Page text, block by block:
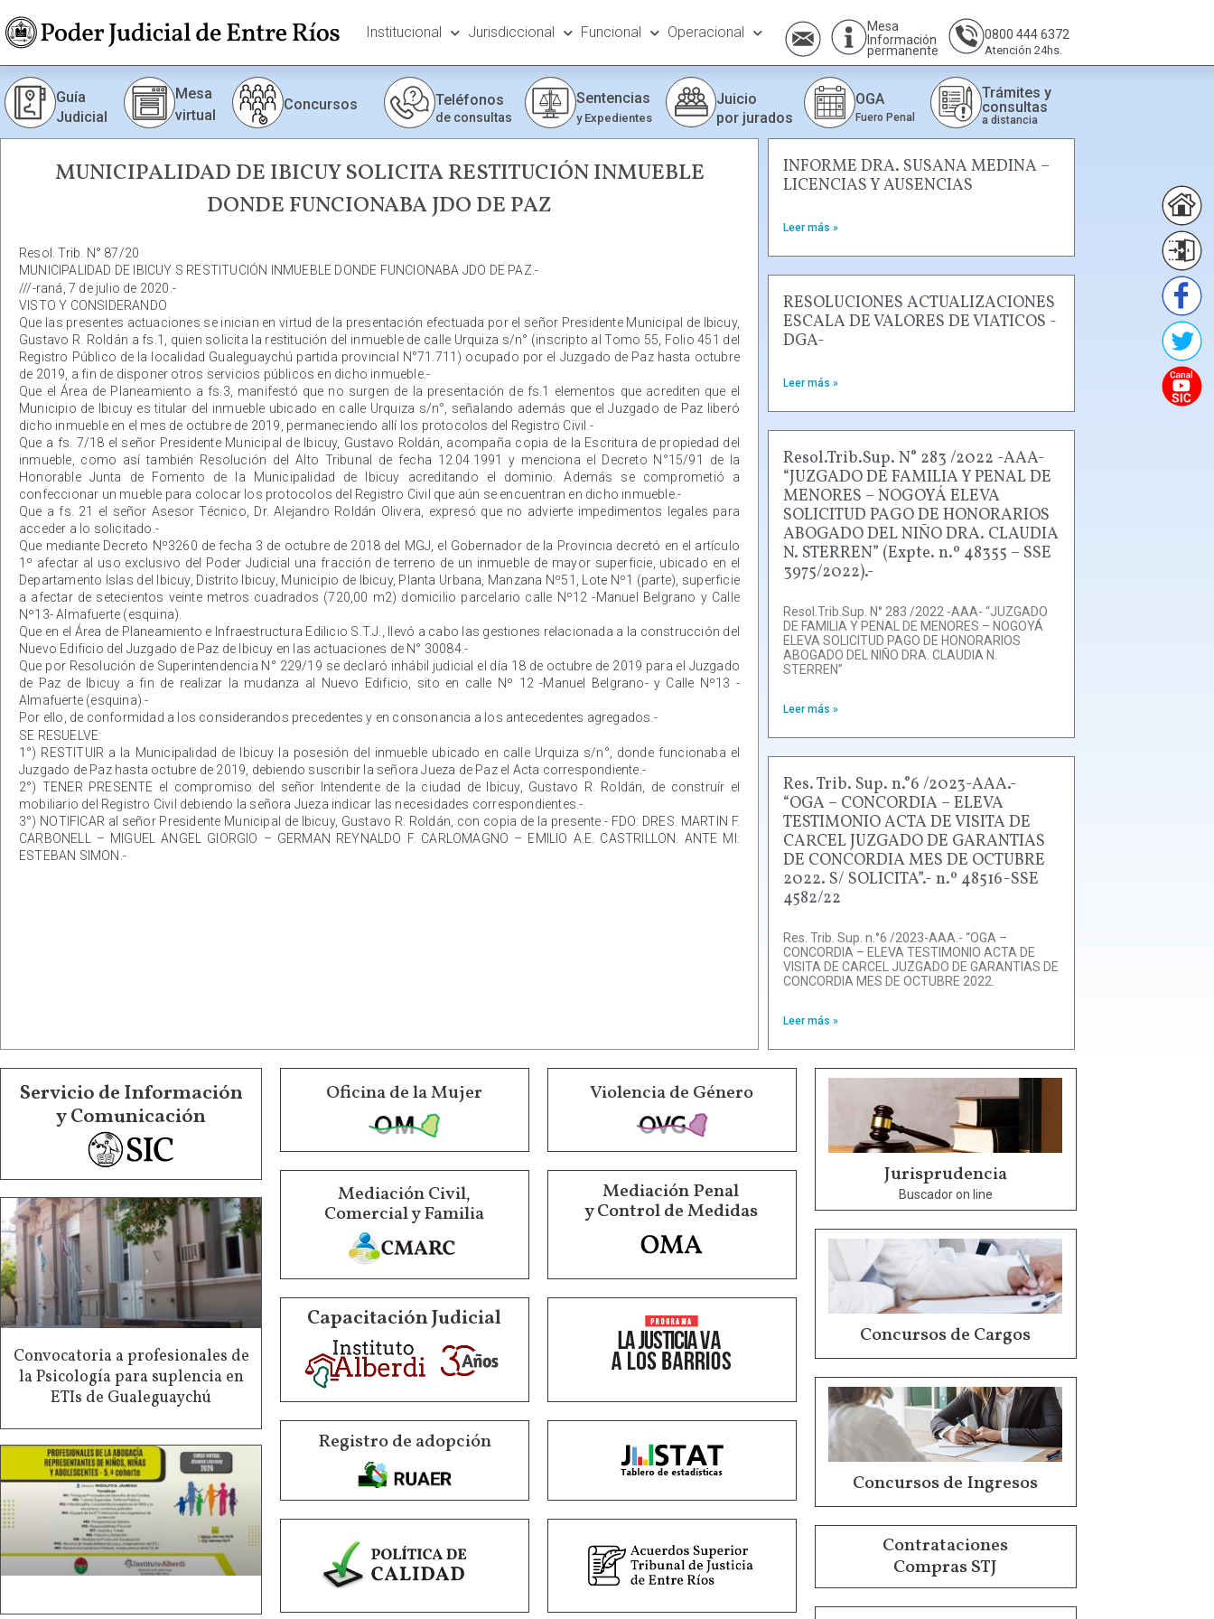
Institucional Jurisdiccional Funcional Operacional
Mesa
Información
permanente
0800 444 6372
Atención 24hs.
Guía
Judicial
Mesa
virtual
Concursos Teléfonos
de consultas
Sentencias
y Expedientes
Juicio
por jurados
OGA
Fuero Penal
Trámites y
consultas
a distancia
MUNICIPALIDAD DE IBICUY SOLICITA RESTITUCIÓN INMUEBLE
DONDE FUNCIONABA JDO DE PAZ
Resol. Trib. N° 87/20
MUNICIPALIDAD DE IBICUY S RESTITUCIÓN INMUEBLE DONDE FUNCIONABA JDO DE PAZ.-
///-raná, 7 de julio de 2020.-
VISTO Y CONSIDERANDO
Que las presentes actuaciones se inician en virtud de la presentación efectuada por el señor Presidente Municipal de Ibicuy,
Gustavo R. Roldán a fs.1, quien solicita la restitución del inmueble de calle Urquiza s/n° (inscripto al Tomo 55, Folio 451 del
Registro Público de la localidad Gualeguaychú partida provincial N°71.711) ocupado por el Juzgado de Paz hasta octubre
de 2019, a fin de disponer otros servicios públicos en dicho inmueble.-
Que el Área de Planeamiento a fs.3, manifestó que no surgen de la presentación de fs.1 elementos que acrediten que el
Municipio de Ibicuy es titular del inmueble ubicado en calle Urquiza s/n°, señalando además que el Juzgado de Paz liberó
dicho inmueble en el mes de octubre de 2019, permaneciendo allí los protocolos del Registro Civil.-
Que a fs. 7/18 el señor Presidente Municipal de Ibicuy, Gustavo Roldán, acompaña copia de la Escritura de propiedad del
inmueble, como así también Resolución del Alto Tribunal de fecha 12.04.1991 y menciona el Decreto N°15/91 de la
Honorable Junta de Fomento de la Municipalidad de Ibicuy acreditando el dominio. Además se comprometió a
confeccionar un mueble para colocar los protocolos del Registro Civil que aún se encuentran en dicho inmueble.-
Que a fs. 21 el señor Asesor Técnico, Dr. Alejandro Roldán Olivera, expresó que no advierte impedimentos legales para
acceder a lo solicitado.-
Que mediante Decreto Nº3260 de fecha 3 de octubre de 2018 del MGJ, el Gobernador de la Provincia decretó en el artículo
1º afectar al uso exclusivo del Poder Judicial una fracción de terreno de un inmueble de mayor superficie, ubicado en el
Departamento Islas del Ibicuy, Distrito Ibicuy, Municipio de Ibicuy, Planta Urbana, Manzana Nº51, Lote Nº1 (parte), superficie
a afectar de setecientos veinte metros cuadrados (720,00 m2) domicilio parcelario calle Nº12 -Manuel Belgrano y Calle
Nº13- Almafuerte (esquina).
Que en el Área de Planeamiento e Infraestructura Edilicio S.T.J., llevó a cabo las gestiones relacionada a la construcción del
Nuevo Edificio del Juzgado de Paz de Ibicuy en las actuaciones de N° 30084.-
Que por Resolución de Superintendencia N° 229/19 se declaró inhábil judicial el día 18 de octubre de 2019 para el Juzgado
de Paz de Ibicuy a fin de realizar la mudanza al Nuevo Edificio, sito en calle Nº 12 -Manuel Belgrano- y Calle Nº13 -
Almafuerte (esquina).-
Por ello, de conformidad a los considerandos precedentes y en consonancia a los antecedentes agregados.-
SE RESUELVE:
1°) RESTITUIR a la Municipalidad de Ibicuy la posesión del inmueble ubicado en calle Urquiza s/n°, donde funcionaba el
Juzgado de Paz hasta octubre de 2019, debiendo suscribir la señora Jueza de Paz el Acta correspondiente.-
2°) TENER PRESENTE el compromiso del señor Intendente de la ciudad de Ibicuy, Gustavo R. Roldán, de construír el
mobiliario del Registro Civil debiendo la señora Jueza indicar las necesidades correspondientes.-
3°) NOTIFICAR al señor Presidente Municipal de Ibicuy, Gustavo R. Roldán, con copia de la presente.- FDO: DRES. MARTIN F.
CARBONELL – MIGUEL ANGEL GIORGIO – GERMAN REYNALDO F. CARLOMAGNO – EMILIO A.E. CASTRILLON. ANTE MI:
ESTEBAN SIMON.-
INFORME DRA. SUSANA MEDINA –
LICENCIAS Y AUSENCIAS
Leer más »
RESOLUCIONES ACTUALIZACIONES
ESCALA DE VALORES DE VIATICOS -
DGA-
Leer más »
Resol.Trib.Sup. N° 283 /2022 -AAA-
“JUZGADO DE FAMILIA Y PENAL DE
MENORES – NOGOYÁ ELEVA
SOLICITUD PAGO DE HONORARIOS
ABOGADO DEL NIÑO DRA. CLAUDIA
N. STERREN” (Expte. n.º 48355 – SSE
3975/2022).-
Resol.Trib.Sup. N° 283 /2022 -AAA- “JUZGADO
DE FAMILIA Y PENAL DE MENORES – NOGOYÁ
ELEVA SOLICITUD PAGO DE HONORARIOS
ABOGADO DEL NIÑO DRA. CLAUDIA N.
STERREN”
Leer más »
Res. Trib. Sup. n.°6 /2023-AAA.-
“OGA – CONCORDIA – ELEVA
TESTIMONIO ACTA DE VISITA DE
CARCEL JUZGADO DE GARANTIAS
DE CONCORDIA MES DE OCTUBRE
2022. S/ SOLICITA”.- n.º 48516-SSE
4582/22
Res. Trib. Sup. n.°6 /2023-AAA.- “OGA –
CONCORDIA – ELEVA TESTIMONIO ACTA DE
VISITA DE CARCEL JUZGADO DE GARANTIAS DE
CONCORDIA MES DE OCTUBRE 2022.
Leer más »
Servicio de Información
y Comunicación
Convocatoria a profesionales de
la Psicología para suplencia en
ETIs de Gualeguaychú
Oficina de la Mujer Violencia de Género
Mediación Civil,
Comercial y Familia
Mediación Penal
y Control de Medidas
Capacitación Judicial
Registro de adopción
Jurisprudencia
Buscador on line
Concursos de Cargos
Concursos de Ingresos
Contrataciones
Compras STJ